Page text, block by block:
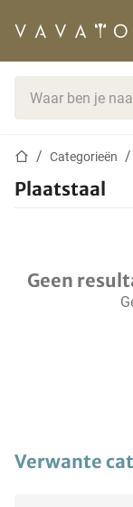
StartpaginaCategorieën
Plaatstaal
Geen
Verwante